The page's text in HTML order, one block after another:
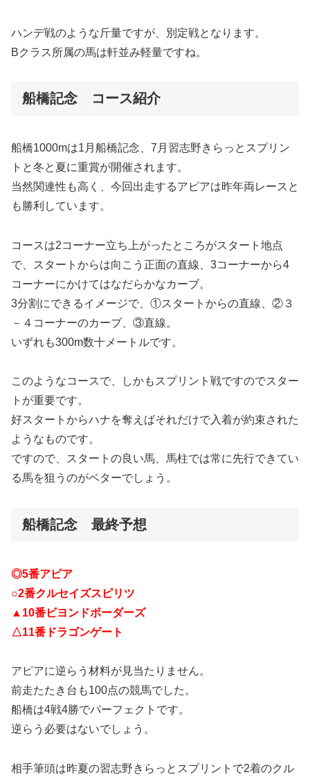
ハンデ戦のような斤量ですが、別定戦となります。
Bクラス所属の馬は軒並み軽量ですね。
船橋記念 コース紹介
船橋1000mは1月船橋記念、7月習志野きらっとスプリン
トと冬と夏に重賞が開催されます。
当然関連性も高く、今回出走するアピアは昨年両レースと
も勝利しています。
コースは2コーナー立ち上がったところがスタート地点
で、スタートからは向こう正面の直線、3コーナーから4
コーナーにかけてはなだらかなカーブ。
3分割にできるイメージで、①スタートからの直線、②３
－４コーナーのカーブ、③直線。
いずれも300m数十メートルです。
このようなコースで、しかもスプリント戦ですのでスター
トが重要です。
好スタートからハナを奪えばそれだけで入着が約束された
ようなものです。
ですので、スタートの良い馬、馬柱では常に先行できてい
る馬を狙うのがベターでしょう。
船橋記念 最終予想
◎5番アピア
○2番クルセイズスピリツ
▲10番ビヨンドボーダーズ
△11番ドラゴンゲート
アピアに逆らう材料が見当たりません。
前走たたき台も100点の競馬でした。
船橋は4戦4勝でパーフェクトです。
逆らう必要はないでしょう。
相手筆頭は昨夏の習志野きらっとスプリントで2着のクル